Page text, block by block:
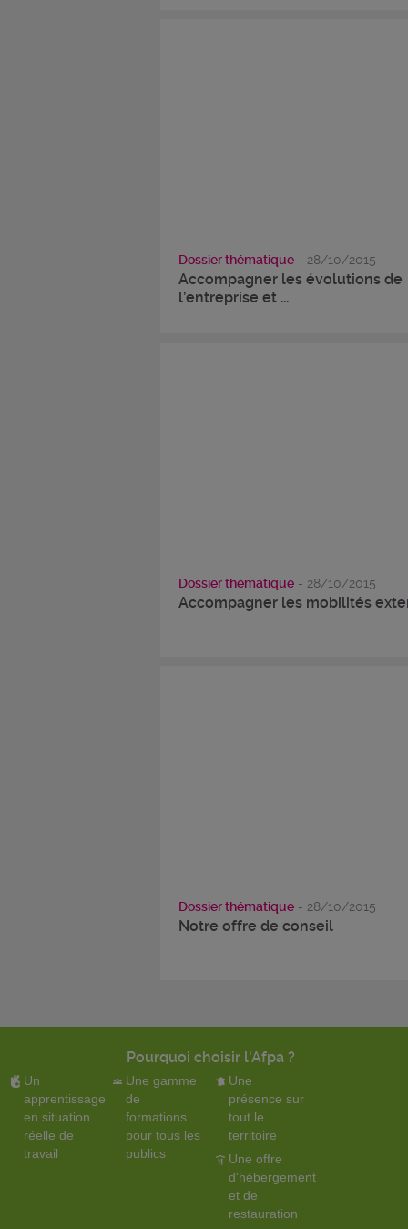
Dossier thématique - 28/10/2015
Accompagner les évolutions de
l’entreprise et ...
Dossier thématique - 28/10/2015
Accompagner les mobilités
Dossier thématique - 28/10/2015
Notre offre de conseil
Pourquoi choisir l'Afpa ?
Un
apprentissage
en situation
réelle de
travail
Une gamme
de
formations
pour tous les
publics
Une
présence sur
tout le
territoire
Une offre
d'hébergement
et de
restauration